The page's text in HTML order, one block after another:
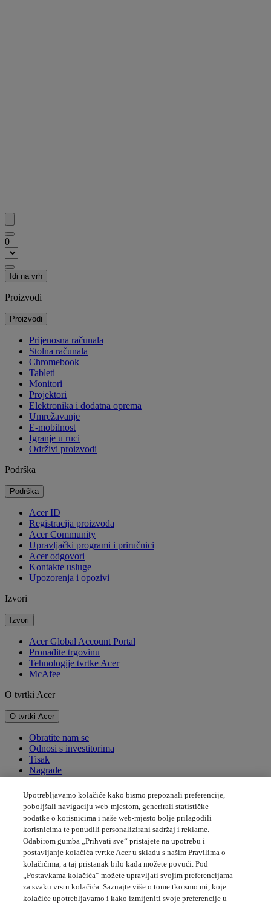
0
Idi na vrh
Proizvodi
Proizvodi
Prijenosna računala
Stolna računala
Chromebook
Tableti
Monitori
Projektori
Elektronika i dodatna oprema
Umrežavanje
E-mobilnost
Igranje u ruci
Održivi proizvodi
Podrška
Podrška
Acer ID
Registracija proizvoda
Acer Community
Upravljački programi i priručnici
Acer odgovori
Kontakte usluge
Upozorenja i opozivi
Izvori
Izvori
Acer Global Account Portal
Pronađite trgovinu
Tehnologije tvrtke Acer
McAfee
O tvrtki Acer
O tvrtki Acer
Obratite nam se
Odnosi s investitorima
Tisak
Nagrade
Događaji
Održivost
Održivost
Društvena odgovornost tvrtke
Emisije štetnih plinova za proizvod
Project Humanity
Earthion
Politika privatnosti
Upotrebljavamo kolačiće kako bismo prepoznali preferencije,
poboljšali navigaciju web-mjestom, generirali statističke
podatke o korisnicima i naše web-mjesto bolje prilagodili
korisnicima te ponudili personalizirani sadržaj i reklame.
Odabirom gumba „Prihvati sve“ pristajete na upotrebu i
postavljanje kolačića tvrtke Acer u skladu s našim Pravilima o
kolačićima, a taj pristanak bilo kada možete povući. Pod
„Postavkama kolačića“ možete upravljati svojim preferencijama
za svaku vrstu kolačića. Saznajte više o tome tko smo mi, koje
kolačiće upotrebljavamo i kako izmijeniti svoje preferencije u